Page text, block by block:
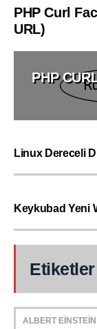
PHP Curl
URL)
PHP
Linux Dereceli
Keykubad Yeni
Etiketler
ALBERT EINSTEIN